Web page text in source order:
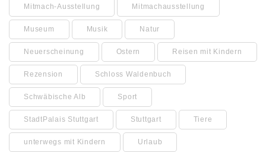
Mitmach-Ausstellung Mitmachausstellung
Museum Musik Natur
Neuerscheinung Ostern Reisen mit Kindern
Rezension Schloss Waldenbuch
Schwäbische Alb Sport
StadtPalais Stuttgart Stuttgart Tiere
unterwegs mit Kindern Urlaub